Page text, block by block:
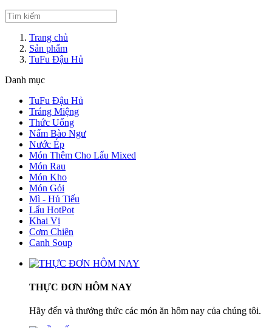
Trang chủ
Sản phẩm
TuFu Đậu Hủ
Danh mục
TuFu Đậu Hủ
Tráng Miệng
Thức Uống
Nấm Bào Ngư
Nước Ép
Món Thêm Cho Lẩu Mixed
Món Rau
Món Kho
Món Gỏi
Mì - Hủ Tiếu
Lẩu HotPot
Khai Vị
Cơm Chiên
Canh Soup
THỰC ĐƠN HÔM NAY
Hãy đến và thưởng thức các món ăn hôm nay của chúng tôi.